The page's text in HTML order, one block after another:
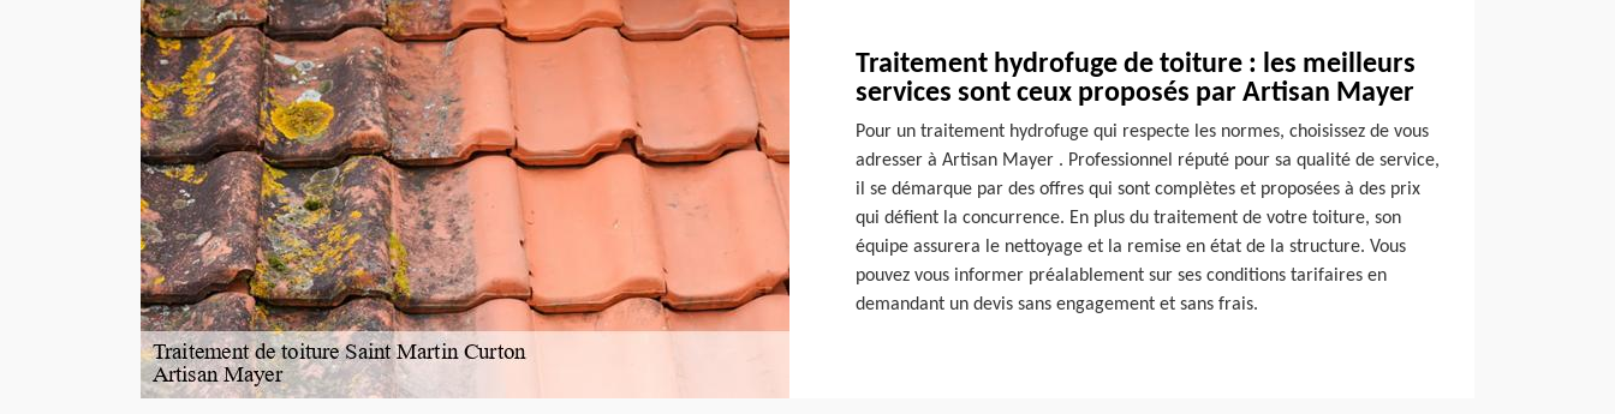
Traitement hydrofuge de toiture : les meilleurs
services sont ceux proposés par Artisan Mayer
Pour un traitement hydrofuge qui respecte les normes, choisissez de vous
adresser à Artisan Mayer . Professionnel réputé pour sa qualité de service,
il se démarque par des offres qui sont complètes et proposées à des prix
qui défient la concurrence. En plus du traitement de votre toiture, son
équipe assurera le nettoyage et la remise en état de la structure. Vous
pouvez vous informer préalablement sur ses conditions tarifaires en
demandant un devis sans engagement et sans frais.